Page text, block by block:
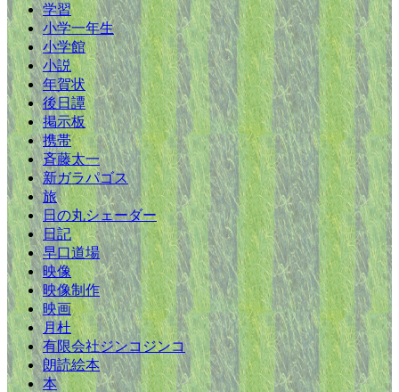
学習
小学一年生
小学館
小説
年賀状
後日譚
掲示板
携帯
斉藤太一
新ガラパゴス
旅
日の丸シェーダー
日記
早口道場
映像
映像制作
映画
月杜
有限会社ジンコジンコ
朗読絵本
本